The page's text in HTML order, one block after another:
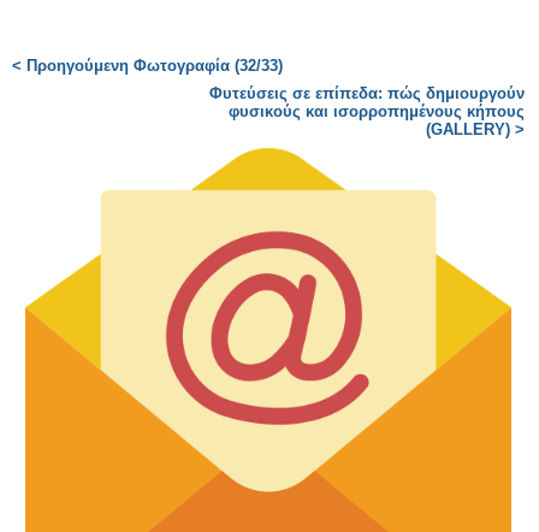
< Προηγούμενη Φωτογραφία (32/33)
Φυτεύσεις σε επίπεδα: πώς δημιουργούν
φυσικούς και ισορροπημένους κήπους
(GALLERY) >